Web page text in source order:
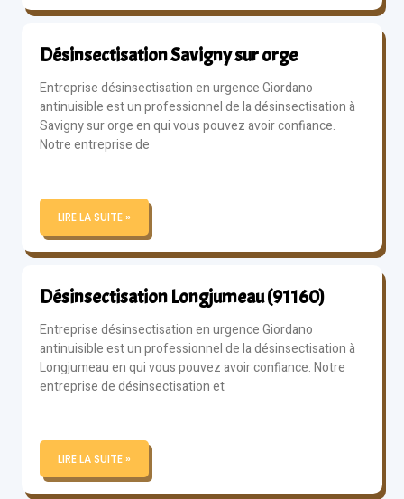
Désinsectisation Savigny sur orge
Entreprise désinsectisation en urgence Giordano
antinuisible est un professionnel de la désinsectisation à
Savigny sur orge en qui vous pouvez avoir confiance.
Notre entreprise de
LIRE LA SUITE »
Désinsectisation Longjumeau (91160)
Entreprise désinsectisation en urgence Giordano
antinuisible est un professionnel de la désinsectisation à
Longjumeau en qui vous pouvez avoir confiance. Notre
entreprise de désinsectisation et
LIRE LA SUITE »